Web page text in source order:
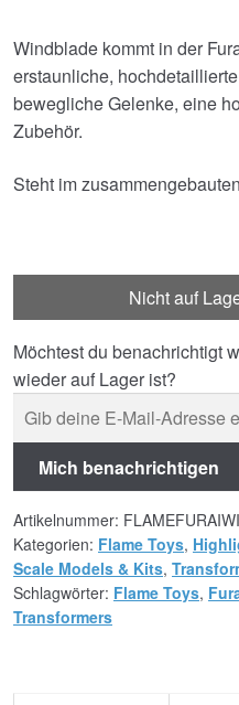
war:
€73.75
ist:
Windblade kommt in der
erstaunliche,
bewegliche Gelenke, eine
Zubehör.
Steht im
Nicht auf
Möchtest du benachrichtigt
wieder auf Lager ist?
Mich benachrichtigen
Artikelnummer:
Kategorien: Flame Toys,
Scale Models & Kits,
Schlagwörter: Flame Toys,
Transformers